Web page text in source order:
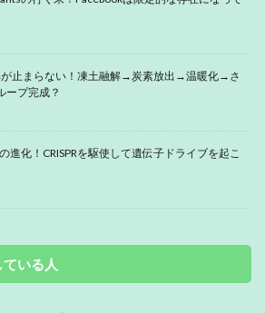
が止まらない！凍土融解→炭素放出→温暖化→さ
ープ完成？
進化！CRISPRを駆使して遺伝子ドライブを起こ
いる人